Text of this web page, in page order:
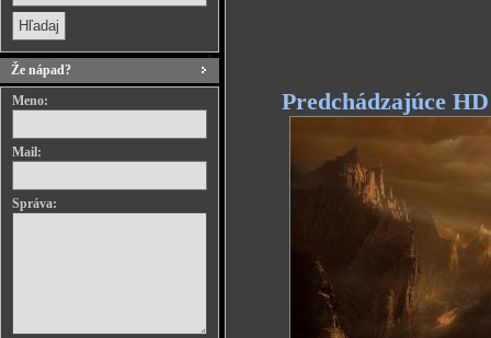
Že nápad?
Meno:
Mail:
Správa:
Predchádzajúce